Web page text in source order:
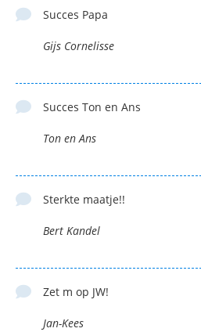
Succes Papa
Gijs Cornelisse
Succes Ton en Ans
Ton en Ans
Sterkte maatje!!
Bert Kandel
Zet m op JW!
Jan-Kees